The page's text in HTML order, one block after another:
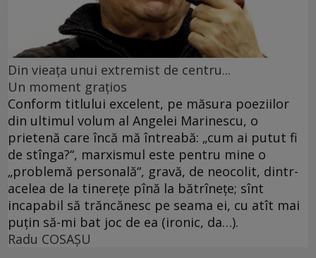
Din vieaţa unui extremist de centru...
Un moment graţios
Conform titlului excelent, pe măsura poeziilor
din ultimul volum al Angelei Marinescu, o
prietenă care încă mă întreabă: „cum ai putut fi
de stînga?“, marxismul este pentru mine o
„problemă personală“, gravă, de neocolit, dintr-
acelea de la tinereţe pînă la bătrîneţe; sînt
incapabil să trăncănesc pe seama ei, cu atît mai
puţin să-mi bat joc de ea (ironic, da…).
Radu COSAŞU